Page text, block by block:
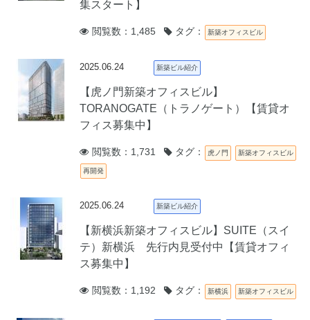
集スタート】
閲覧数：1,485 タグ： 新築オフィスビル
2025.06.24 新築ビル紹介
【虎ノ門新築オフィスビル】
TORANOGATE（トラノゲート）【賃貸オ
フィス募集中】
閲覧数：1,731 タグ： 虎ノ門 新築オフィスビル
再開発
2025.06.24 新築ビル紹介
【新横浜新築オフィスビル】SUITE（スイ
テ）新横浜 先行内見受付中【賃貸オフィ
ス募集中】
閲覧数：1,192 タグ： 新横浜 新築オフィスビル